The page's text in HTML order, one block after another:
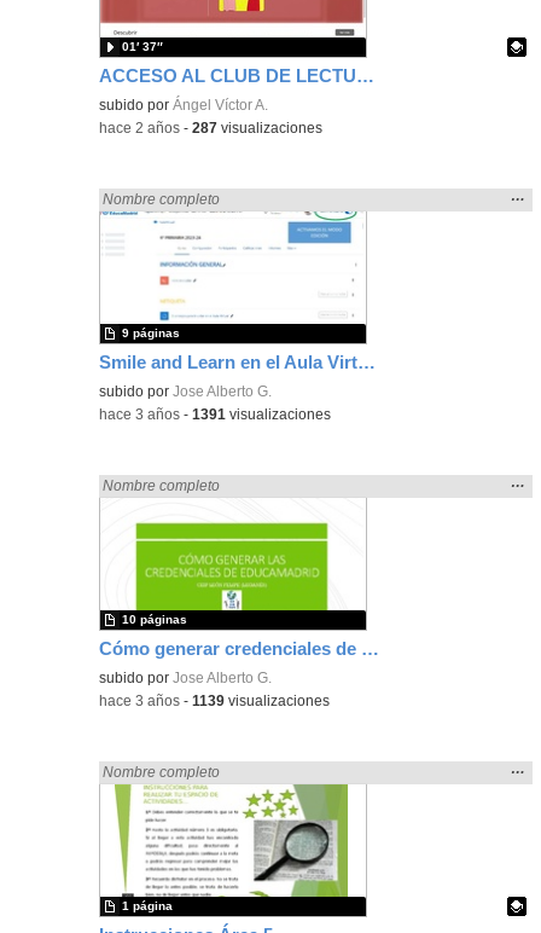
ACCESO AL CLUB DE LECTURA DE MADREAD
Contenido educativo.
subido porÁngel Víctor A.
01′ 37″
-hace 2 años -287 visualizaciones
Smile and Learn en el Aula Virtual Moodle
Encontrado «zaragoza» en:
Nombre completo
la
…
subido porJose Alberto G.
9 páginas
-hace 3 años -1391 visualizaciones
Cómo generar credenciales de Educamadrid
Encontrado «zaragoza» en:
Nombre completo
la
…
subido porJose Alberto G.
10 páginas
-hace 3 años -1139 visualizaciones
Encontrado «zaragoza» en:
Nombre completo
la
…
1 página